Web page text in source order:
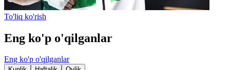
To'liq ko'rish
Eng ko'p o'qilganlar
Eng ko'p o'qilganlar